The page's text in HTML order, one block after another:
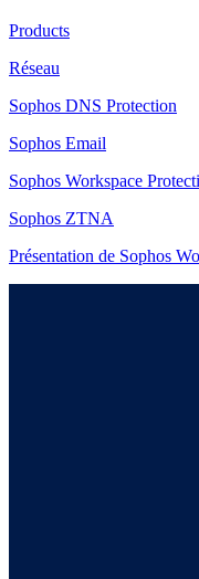
Products
Réseau
Sophos DNS Protection
Sophos Email
Sophos Workspace
Sophos ZTNA
Présentation de Sophos